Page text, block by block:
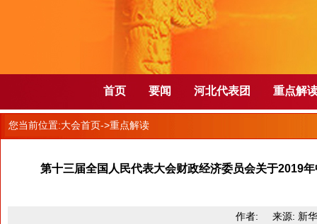
首页 要闻 河北代表团 重点解
您当前位置:大会首页->重点解读
第十三届全国人民代表大会财政经济委员会关于2019
作者: 来源: 新